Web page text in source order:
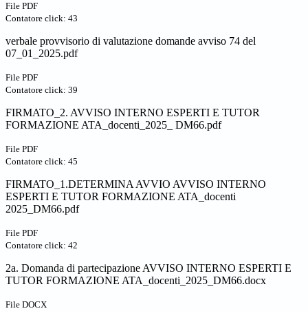
File PDF
Contatore click: 43
verbale provvisorio di valutazione domande avviso 74 del
07_01_2025.pdf
File PDF
Contatore click: 39
FIRMATO_2. AVVISO INTERNO ESPERTI E TUTOR
FORMAZIONE ATA_docenti_2025_ DM66.pdf
File PDF
Contatore click: 45
FIRMATO_1.DETERMINA AVVIO AVVISO INTERNO
ESPERTI E TUTOR FORMAZIONE ATA_docenti
2025_DM66.pdf
File PDF
Contatore click: 42
2a. Domanda di partecipazione AVVISO INTERNO ESPERTI E
TUTOR FORMAZIONE ATA_docenti_2025_DM66.docx
File DOCX